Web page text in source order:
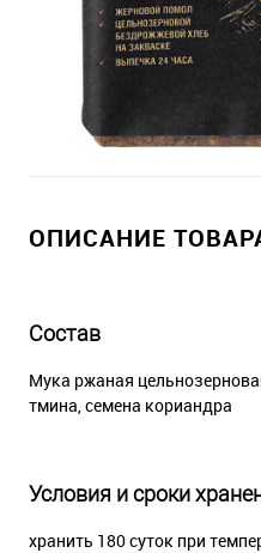
ОПИСАНИЕ
Состав
Мука ржаная
тмина, семена кориандра
Условия и сроки
хранить 180 суток при